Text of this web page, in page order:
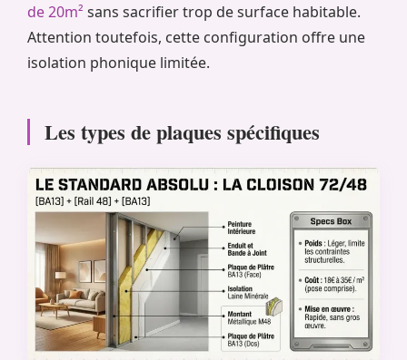
de 20m² sans sacrifier trop de surface habitable.
Attention toutefois, cette configuration offre une
isolation phonique limitée.
Les types de plaques spécifiques